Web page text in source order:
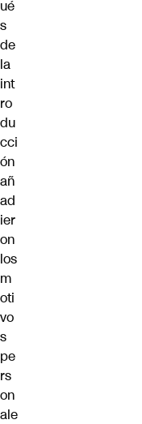
ué
s
de
la
int
ro
du
cci
ón
añ
ad
ier
on
los
m
oti
vo
s
pe
rs
on
ale